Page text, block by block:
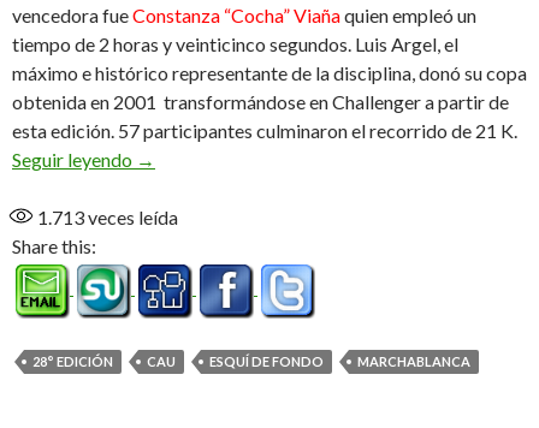
vencedora fueConstanza “Cocha” Viañaquien empleó un
tiempo de 2 horas y veinticinco segundos. Luis Argel, el
máximo e histórico representante de la disciplina, donó su copa
obtenida en 2001 transformándose en Challenger a partir de
esta edición. 57 participantes culminaron el recorrido de 21 K.
Seguir leyendo Carlos y Constanza los dueños de la 28° edición
→
1.713veces leída
Share this:
28° EDICIÓN CAU ESQUÍ DE FONDO MARCHABLANCA